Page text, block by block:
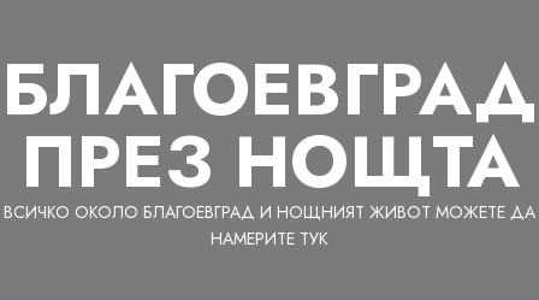
content
БЛАГОЕВГРАД
ПРЕЗ НОЩТА
ВСИЧКО ОКОЛО БЛАГОЕВГРАД И НОЩНИЯТ ЖИВОТ МОЖЕТЕ ДА
НАМЕРИТЕ ТУК